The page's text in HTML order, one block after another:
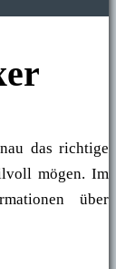
das richtige
mögen. Im
über